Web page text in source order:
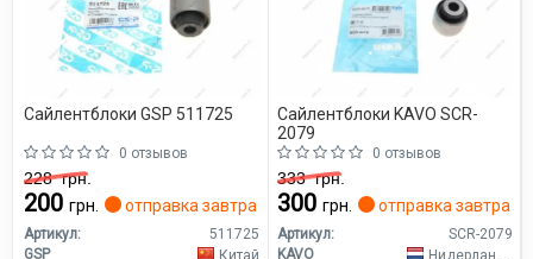
Сайлентблоки GSP 511725
0 отзывов
228грн.
200 грн. отправка завтра
Артикул:
511725
GSP
Китай
Сайлентблоки KAVO SCR-
2079
0 отзывов
333грн.
300 грн. отправка завтра
Артикул:
SCR-2079
KAVO
Нидерланды